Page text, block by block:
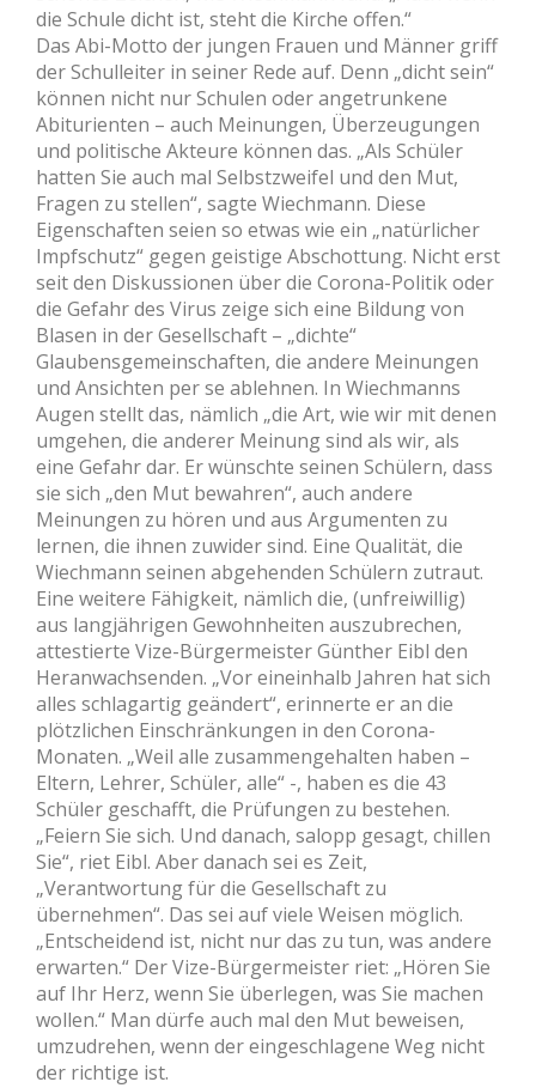
die Schule dicht ist, steht die Kirche offen.“
Das Abi-Motto der jungen Frauen und Männer griff
der Schulleiter in seiner Rede auf. Denn „dicht sein“
können nicht nur Schulen oder angetrunkene
Abiturienten – auch Meinungen, Überzeugungen
und politische Akteure können das. „Als Schüler
hatten Sie auch mal Selbstzweifel und den Mut,
Fragen zu stellen“, sagte Wiechmann. Diese
Eigenschaften seien so etwas wie ein „natürlicher
Impfschutz“ gegen geistige Abschottung. Nicht erst
seit den Diskussionen über die Corona-Politik oder
die Gefahr des Virus zeige sich eine Bildung von
Blasen in der Gesellschaft – „dichte“
Glaubensgemeinschaften, die andere Meinungen
und Ansichten per se ablehnen. In Wiechmanns
Augen stellt das, nämlich „die Art, wie wir mit denen
umgehen, die anderer Meinung sind als wir, als
eine Gefahr dar. Er wünschte seinen Schülern, dass
sie sich „den Mut bewahren“, auch andere
Meinungen zu hören und aus Argumenten zu
lernen, die ihnen zuwider sind. Eine Qualität, die
Wiechmann seinen abgehenden Schülern zutraut.
Eine weitere Fähigkeit, nämlich die, (unfreiwillig)
aus langjährigen Gewohnheiten auszubrechen,
attestierte Vize-Bürgermeister Günther Eibl den
Heranwachsenden. „Vor eineinhalb Jahren hat sich
alles schlagartig geändert“, erinnerte er an die
plötzlichen Einschränkungen in den Corona-
Monaten. „Weil alle zusammengehalten haben –
Eltern, Lehrer, Schüler, alle“ -, haben es die 43
Schüler geschafft, die Prüfungen zu bestehen.
„Feiern Sie sich. Und danach, salopp gesagt, chillen
Sie“, riet Eibl. Aber danach sei es Zeit,
„Verantwortung für die Gesellschaft zu
übernehmen“. Das sei auf viele Weisen möglich.
„Entscheidend ist, nicht nur das zu tun, was andere
erwarten.“ Der Vize-Bürgermeister riet: „Hören Sie
auf Ihr Herz, wenn Sie überlegen, was Sie machen
wollen.“ Man dürfe auch mal den Mut beweisen,
umzudrehen, wenn der eingeschlagene Weg nicht
der richtige ist.